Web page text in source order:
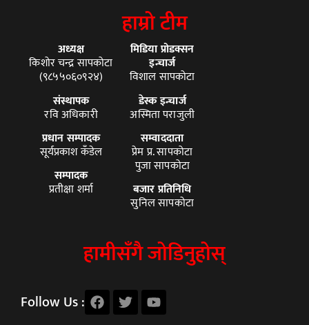
हाम्रो टीम
अध्यक्ष
किशोर चन्द्र सापकोटा
(९८५५०६०९२४)
संस्थापक
रवि अधिकारी
प्रधान सम्पादक
सूर्यप्रकाश कँडेल
सम्पादक
प्रतीक्षा शर्मा
मिडिया प्रोडक्सन
इन्चार्ज
विशाल सापकोटा
डेस्क इन्चार्ज
अस्मिता पराजुली
सम्वाददाता
प्रेम प्र. सापकोटा
पुजा सापकोटा
बजार प्रतिनिधि
सुनिल सापकोटा
हामीसँगै जोडिनुहोस्
Follow Us :